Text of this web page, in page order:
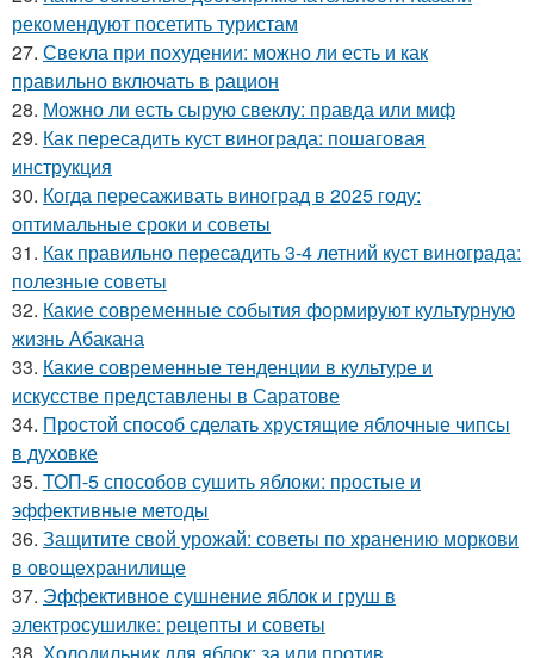
рекомендуют посетить туристам
27. Свекла при похудении: можно ли есть и как
правильно включать в рацион
28. Можно ли есть сырую свеклу: правда или миф
29. Как пересадить куст винограда: пошаговая
инструкция
30. Когда пересаживать виноград в 2025 году:
оптимальные сроки и советы
31. Как правильно пересадить 3-4 летний куст винограда:
полезные советы
32. Какие современные события формируют культурную
жизнь Абакана
33. Какие современные тенденции в культуре и
искусстве представлены в Саратове
34. Простой способ сделать хрустящие яблочные чипсы
в духовке
35. ТОП-5 способов сушить яблоки: простые и
эффективные методы
36. Защитите свой урожай: советы по хранению моркови
в овощехранилище
37. Эффективное сушнение яблок и груш в
электросушилке: рецепты и советы